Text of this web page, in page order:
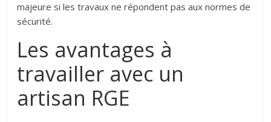
majeure si les travaux ne répondent pas aux normes de
sécurité.
Les avantages à
travailler avec un
artisan RGE